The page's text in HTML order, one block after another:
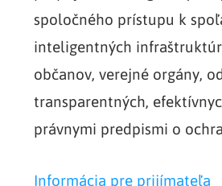
spoločného prístupu k
inteligentných
občanov, verejné orgány,
transparentných,
právnymi predpismi o
Informácia pre prijímateľa